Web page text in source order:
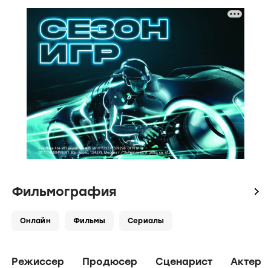
Фильмография icon
Онлайн Фильмы Сериалы
Режиссер Продюсер Сценарист Актер